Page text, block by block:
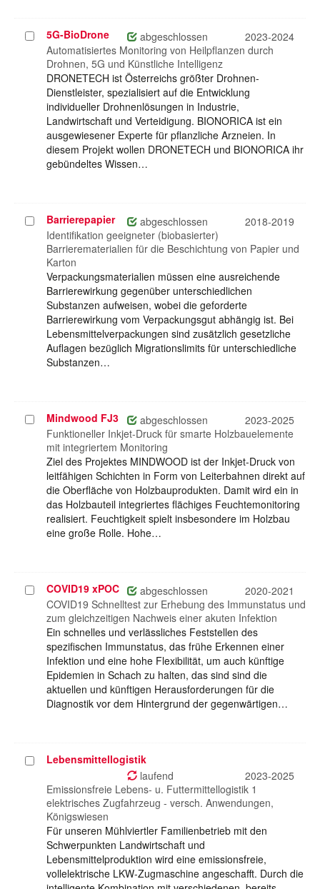
Projekt
auswählen
5G-BioDrone abgeschlossen
2023-2024
Automatisiertes Monitoring von Heilpflanzen durch
Drohnen, 5G und Künstliche Intelligenz
DRONETECH ist Österreichs größter Drohnen-
Dienstleister, spezialisiert auf die Entwicklung
individueller Drohnenlösungen in Industrie,
Landwirtschaft und Verteidigung. BIONORICA ist ein
ausgewiesener Experte für pflanzliche Arzneien. In
diesem Projekt wollen DRONETECH und BIONORICA ihr
gebündeltes Wissen…
Projekt
auswählen
Barrierepapier abgeschlossen
2018-2019
Identifikation geeigneter (biobasierter)
Barrierematerialien für die Beschichtung von Papier und
Karton
Verpackungsmaterialien müssen eine ausreichende
Barrierewirkung gegenüber unterschiedlichen
Substanzen aufweisen, wobei die geforderte
Barrierewirkung vom Verpackungsgut abhängig ist. Bei
Lebensmittelverpackungen sind zusätzlich gesetzliche
Auflagen bezüglich Migrationslimits für unterschiedliche
Substanzen…
Projekt
auswählen
Mindwood FJ3 abgeschlossen
2023-2025
Funktioneller Inkjet-Druck für smarte Holzbauelemente
mit integriertem Monitoring
Ziel des Projektes MINDWOOD ist der Inkjet-Druck von
leitfähigen Schichten in Form von Leiterbahnen direkt auf
die Oberfläche von Holzbauprodukten. Damit wird ein in
das Holzbauteil integriertes flächiges Feuchtemonitoring
realisiert. Feuchtigkeit spielt insbesondere im Holzbau
eine große Rolle. Hohe…
Projekt
auswählen
COVID19 xPOC abgeschlossen
2020-2021
COVID19 Schnelltest zur Erhebung des Immunstatus und
zum gleichzeitigen Nachweis einer akuten Infektion
Ein schnelles und verlässliches Feststellen des
spezifischen Immunstatus, das frühe Erkennen einer
Infektion und eine hohe Flexibilität, um auch künftige
Epidemien in Schach zu halten, das sind sind die
aktuellen und künftigen Herausforderungen für die
Diagnostik vor dem Hintergrund der gegenwärtigen…
ProjektLebensmittellogistik
laufend
2023-2025
Emissionsfreie Lebens- u. Futtermittellogistik 1
elektrisches Zugfahrzeug - versch. Anwendungen,
Königswiesen
Für unseren Mühlviertler Familienbetrieb mit den
Schwerpunkten Landwirtschaft und
Lebensmittelproduktion wird eine emissionsfreie,
vollelektrische LKW-Zugmaschine angeschafft. Durch die